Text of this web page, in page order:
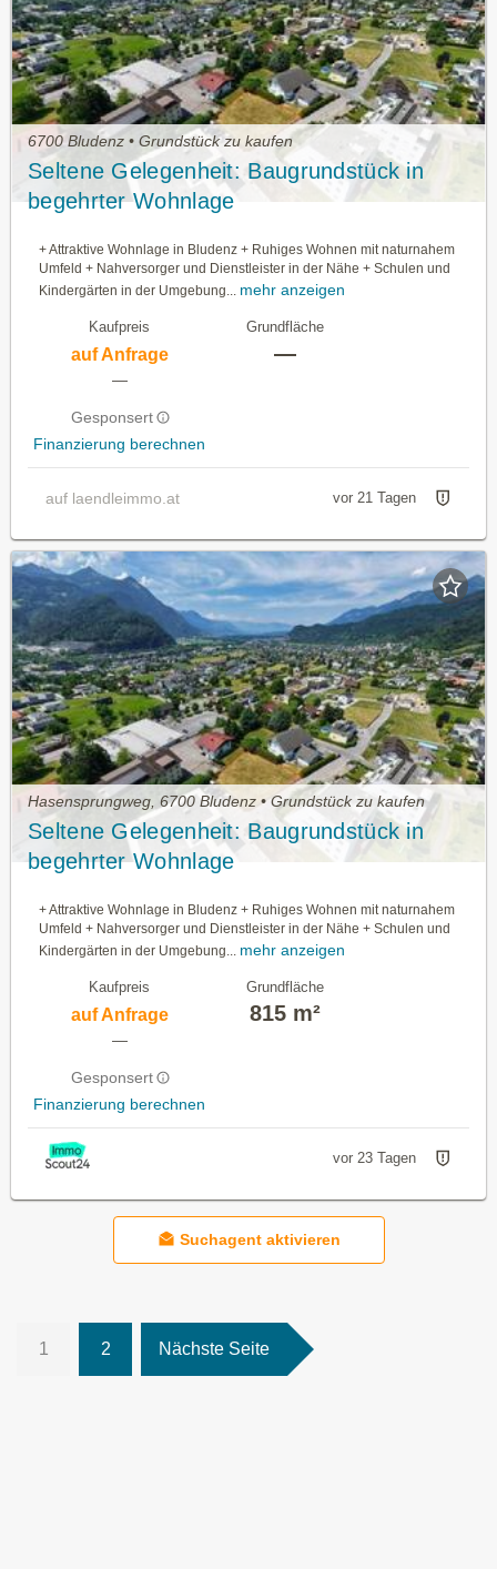
6700 Bludenz • Grundstück zu kaufen
Seltene Gelegenheit: Baugrundstück in
begehrter Wohnlage
+ Attraktive Wohnlage in Bludenz + Ruhiges Wohnen mit naturnahem
Umfeld + Nahversorger und Dienstleister in der Nähe + Schulen und
Kindergärten in der Umgebung... mehr anzeigen
Kaufpreis
auf Anfrage
—
Gesponsert
Finanzierung berechnen
Grundfläche
—
auf laendleimmo.at vor 21 Tagen
Hasensprungweg, 6700 Bludenz • Grundstück zu kaufen
Seltene Gelegenheit: Baugrundstück in
begehrter Wohnlage
+ Attraktive Wohnlage in Bludenz + Ruhiges Wohnen mit naturnahem
Umfeld + Nahversorger und Dienstleister in der Nähe + Schulen und
Kindergärten in der Umgebung...
mehr anzeigen
Kaufpreis
auf Anfrage
—
Gesponsert
Finanzierung berechnen
Grundfläche
815 m²
vor 23 Tagen
Suchagent aktivieren
1 2 Nächste Seite